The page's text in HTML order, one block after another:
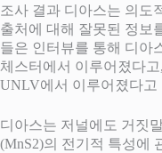
조사 결과 디아스는 의도
출처에 대해 잘못된 정보
들은 인터뷰를 통해 디아
체스터에서 이루어졌다
UNLV에서 이루어졌다고
디아스는 저널에도 거짓
(MnS2)의 전기적 특성에